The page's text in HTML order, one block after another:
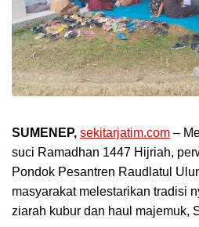
SUMENEP, sekitarjatim.com –
suci Ramadhan 1447 Hijriah,
Pondok Pesantren Raudlatul
masyarakat melestarikan tradisi
ziarah kubur dan haul majemuk,